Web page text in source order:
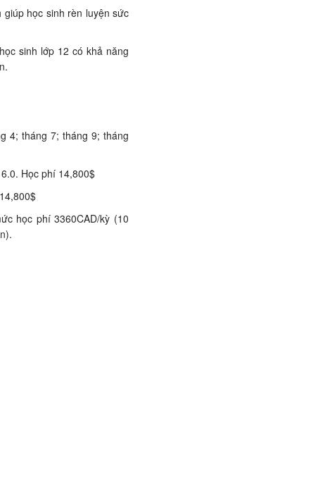
học sinh rèn luyện sức
sinh lớp 12 có khả năng
4; tháng 7; tháng 9; tháng
Học phí 14,800$
học phí 3360CAD/kỳ (10